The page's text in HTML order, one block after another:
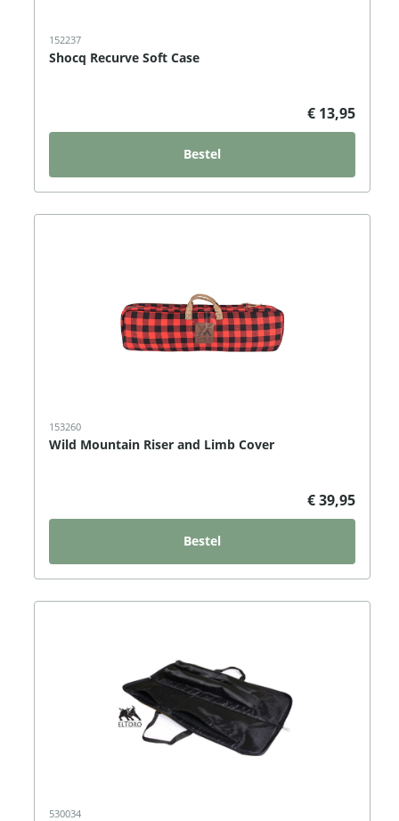
152237
Shocq Recurve Soft Case
€ 13,95
Bestel
153260
Wild Mountain Riser and Limb Cover
€ 39,95
Bestel
530034